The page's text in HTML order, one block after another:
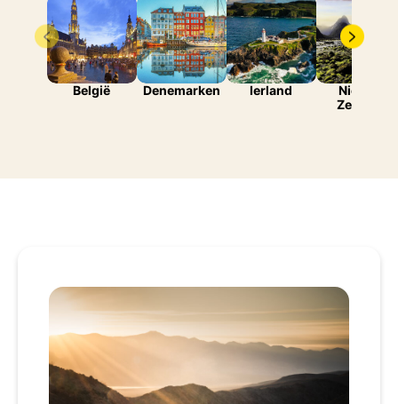
België Denemarken Ierland
Nieuw-
Zeeland